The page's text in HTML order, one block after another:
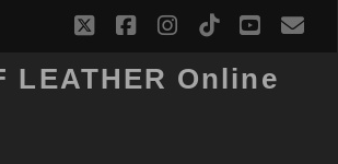
twitterfacebookinstagram
tiktok
LEATHER Online